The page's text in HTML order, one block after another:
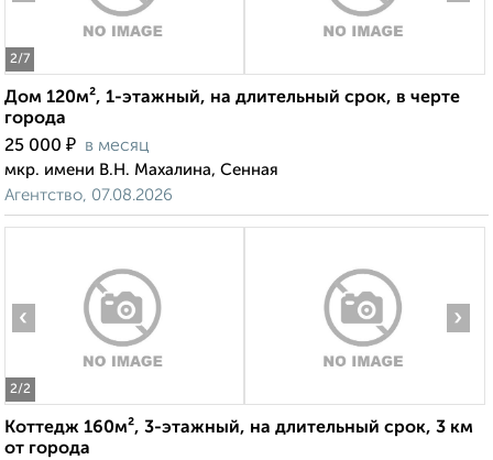
2/7
Дом 120м², 1-этажный, на длительный срок, в черте
города
25 000 ₽ в месяц
мкр. имени В.Н. Махалина, Сенная
Агентство, 07.08.2026
2/2
‹ ›
Коттедж 160м², 3-этажный, на длительный срок, 3 км
от города